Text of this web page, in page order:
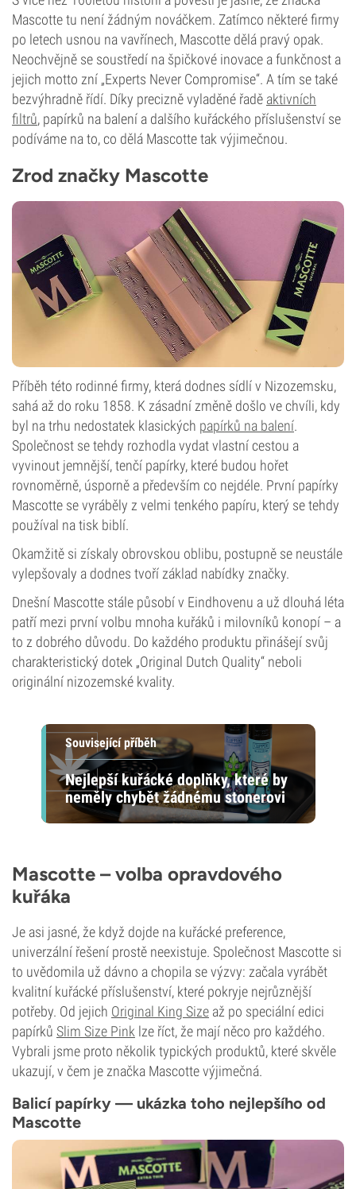
Mascotte tu není žádným nováčkem. Zatímco některé firmy
po letech usnou na vavřínech, Mascotte dělá pravý opak.
Neochvějně se soustředí na špičkové inovace a funkčnost a
jejich motto zní „Experts Never Compromise“. A tím se také
bezvýhradně řídí. Díky precizně vyladěné řadě aktivních
filtrů, papírků na balení a dalšího kuřáckého příslušenství se
podíváme na to, co dělá Mascotte tak výjimečnou.
Zrod značky Mascotte
Příběh této rodinné firmy, která dodnes sídlí v Nizozemsku,
sahá až do roku 1858. K zásadní změně došlo ve chvíli, kdy
byl na trhu nedostatek klasických papírků na balení.
Společnost se tehdy rozhodla vydat vlastní cestou a
vyvinout jemnější, tenčí papírky, které budou hořet
rovnoměrně, úsporně a především co nejdéle. První papírky
Mascotte se vyráběly z velmi tenkého papíru, který se tehdy
používal na tisk biblí.
Okamžitě si získaly obrovskou oblibu, postupně se neustále
vylepšovaly a dodnes tvoří základ nabídky značky.
Dnešní Mascotte stále působí v Eindhovenu a už dlouhá léta
patří mezi první volbu mnoha kuřáků i milovníků konopí – a
to z dobrého důvodu. Do každého produktu přinášejí svůj
charakteristický dotek „Original Dutch Quality“ neboli
originální nizozemské kvality.
Související příběh
Nejlepší kuřácké doplňky, které by
neměly chybět žádnému stonerovi
Mascotte – volba opravdového
kuřáka
Je asi jasné, že když dojde na kuřácké preference,
univerzální řešení prostě neexistuje. Společnost Mascotte si
to uvědomila už dávno a chopila se výzvy: začala vyrábět
kvalitní kuřácké příslušenství, které pokryje nejrůznější
potřeby. Od jejich Original King Size až po speciální edici
papírků Slim Size Pink lze říct, že mají něco pro každého.
Vybrali jsme proto několik typických produktů, které skvěle
ukazují, v čem je značka Mascotte výjimečná.
Balicí papírky — ukázka toho nejlepšího od
Mascotte